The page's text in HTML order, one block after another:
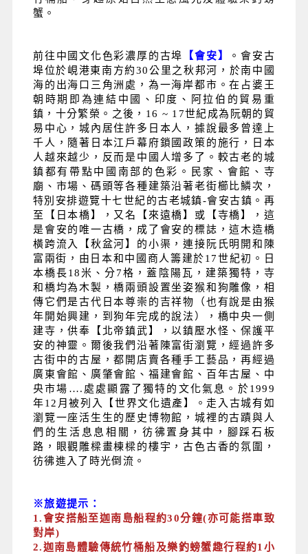
蟹。
前往中國文化色彩濃厚的古埠 【會安】
。會安古
埠位於峴港東南方約30公里之秋邦河，於南中國
海的出海口三角洲處，為一海岸都市。在占婆王
朝時期即為連結中國、印度、阿拉伯的貿易重
鎮，十分繁榮。之後，16 ~ 17世紀成為阮朝的貿
易中心，城內居住許多日本人，據說最多曾達上
千人，隨著日本江戶幕府鎖國政策的施行，日本
人越來越少，反而是中國人增多了。較古老的城
鎮都有帶點中國南部的色彩。民家、會館、寺
廟、市場、碼頭等各種建築沿著老街櫛比鱗次，
特別安排遊覽十七世紀的古老城鎮-會安古鎮。再
至【日本橋】，又名【來遠橋】或【寺橋】，這
是會安的唯一古橋，成了會安的標誌，這木造橋
橫跨流入【秋盆河】的小渠，連接阮氏明開和陳
富兩街，由日本和中國商人籌建於17世紀初。日
本橋長18米、分7格，蓋陰陽瓦，建築獨特，寺
和橋均為木製，橋兩頭設置坐姿猴和狗雕像，相
傳它們是古代日本尊崇的吉祥物（也有說是由猴
年開始興建，到狗年完成的說法），橋中央一側
建寺，供奉【北帝鎮武】，以鎮壓水怪、保護平
安的神靈。爾後我們沿著陳富街瀏覽，經過許多
古街中的古屋，都開店賣各種手工藝品，再經過
廣東會館、廣肇會館、福建會館、百年古屋、中
央市場….處處顯露了獨特的文化氣息。於1999
年12月被列入【世界文化遺產】。走入古城有如
瀏覽一座活生生的歷史博物館，城裡的古蹟與人
們的生活息息相關，彷彿置身其中，腳踩石板
路，眼觀雕樑畫棟樑的樓宇，古色古香的氛圍，
彷彿進入了時光倒流。
※旅遊提示：
1.會安搭船至迦南島船程約30分鐘(亦可能搭車致
對岸)
2.迦南島體驗傳統竹桶船及樂釣螃蟹趣行程約1小